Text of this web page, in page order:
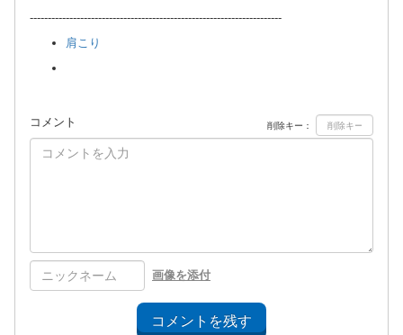
----------------------------------------------------------------------
肩こり
コメント 削除キー：
画像を添付
コメントを残す